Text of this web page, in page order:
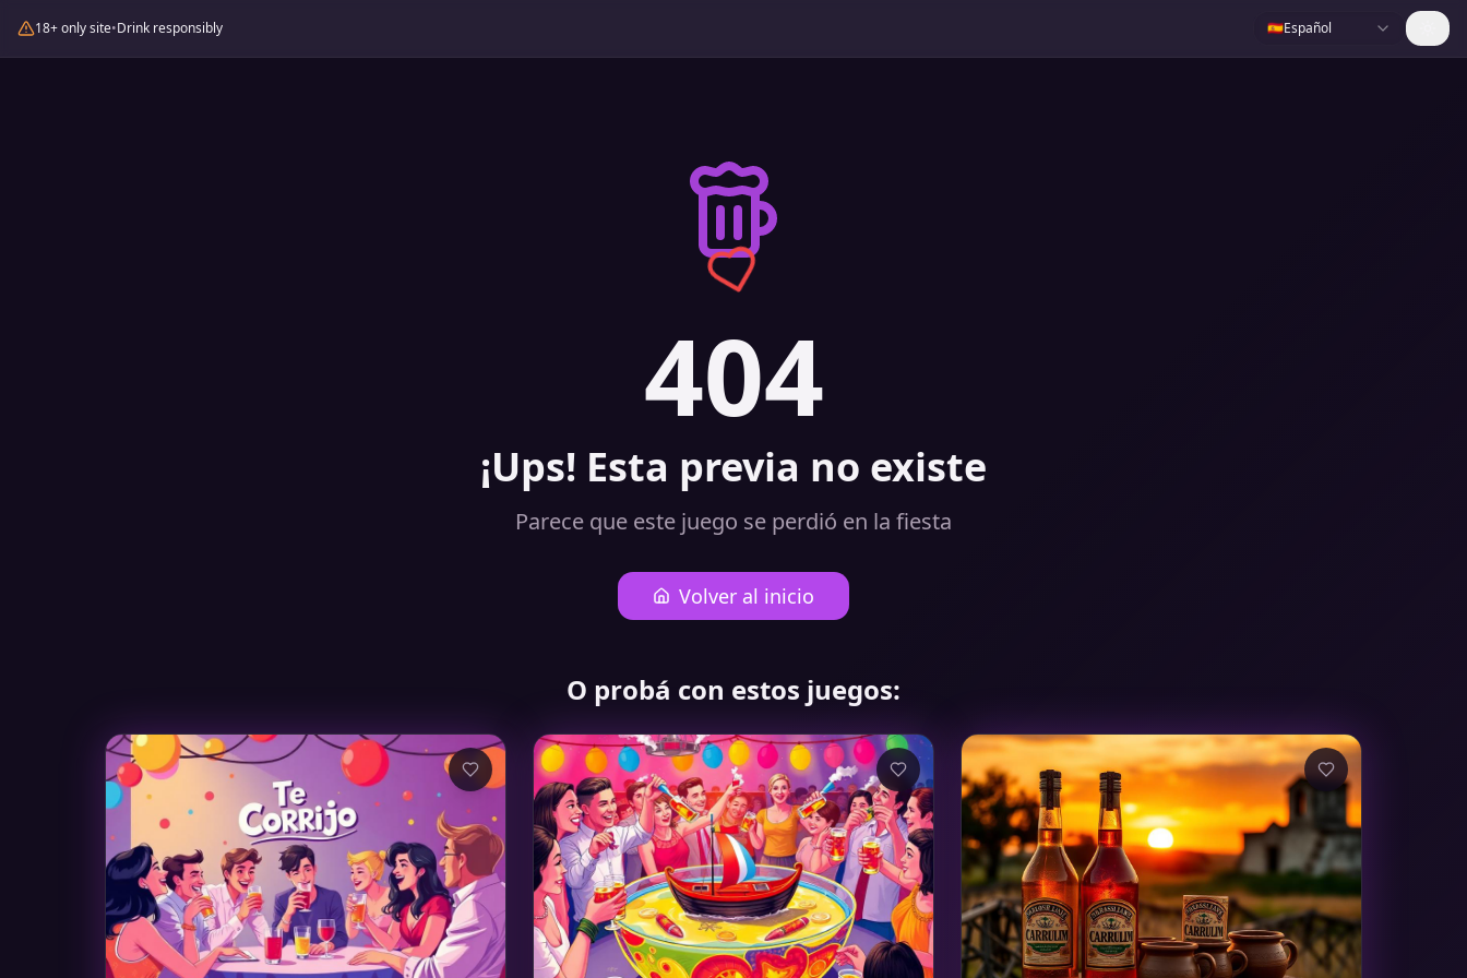
18+ only site•Drink responsibly 🇪🇸Español
404
¡Ups! Esta previa no existe
Parece que este juego se perdió en la fiesta
Volver al inicio
O probá con estos juegos: